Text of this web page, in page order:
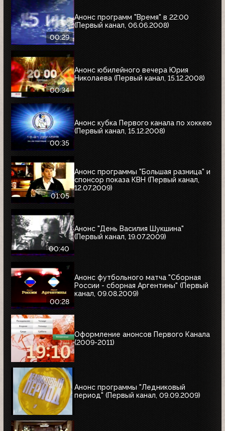
00:29
Анонс программ "Время" в 22:00
(Первый канал, 06.06.2008)
00:34
Анонс юбилейного вечера Юрия
Николаева (Первый канал, 15.12.2008)
00:35
Анонс кубка Первого канала по хоккею
(Первый канал, 15.12.2008)
01:05
Анонс программы "Большая разница" и
спонсор показа КВН (Первый канал,
12.07.2009)
00:40
Анонс "День Василия Шукшина"
(Первый канал, 19.07.2009)
00:28
Анонс футбольного матча "Сборная
России - сборная Аргентины" (Первый
канал, 09.08.2009)
Оформление анонсов Первого Канала
(2009-2011)
Анонс программы "Ледниковый
период" (Первый канал, 09.09.2009)